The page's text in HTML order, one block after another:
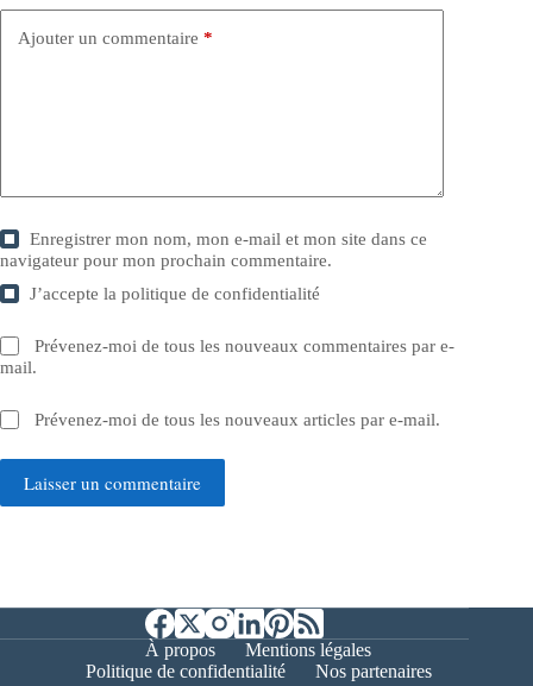
Ajouter un commentaire *
Enregistrer mon nom, mon e-mail et mon site dans ce
navigateur pour mon prochain commentaire.
J’accepte lapolitique de confidentialité
Prévenez-moi de tous les nouveaux commentaires par e-
mail.
Prévenez-moi de tous les nouveaux articles par e-mail.
Laisser un commentaire
À propos
Mentions légales
Politique de confidentialité
Nos partenaires